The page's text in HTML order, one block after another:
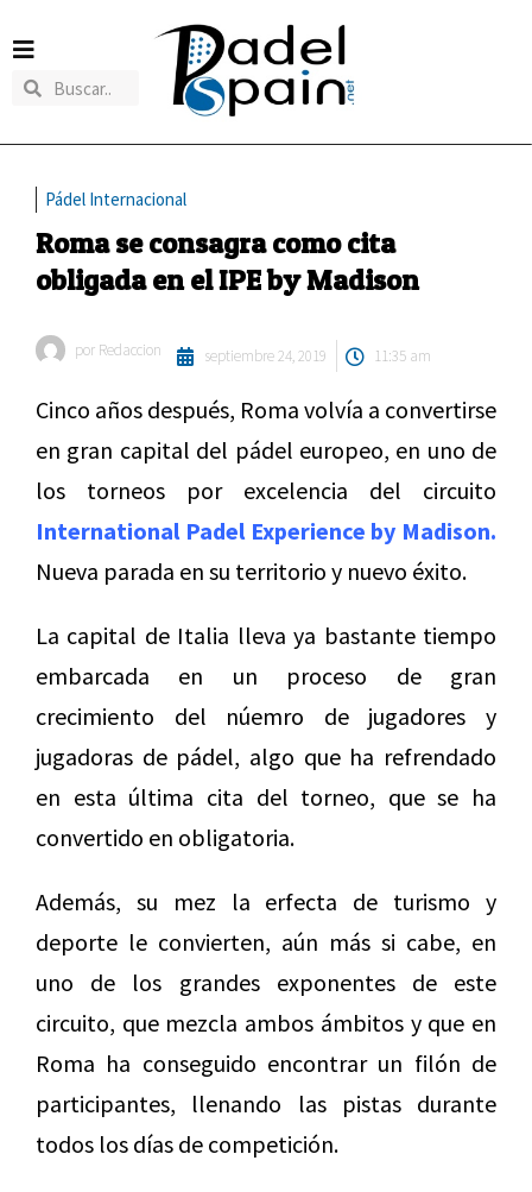
Pádel Internacional
Roma se consagra como cita
obligada en el IPE by Madison
por Redaccion septiembre 24, 2019 11:35 am
Cinco años después, Roma volvía a convertirse
en gran capital del pádel europeo, en uno de
los torneos por excelencia del circuito
International Padel Experience by Madison.
Nueva parada en su territorio y nuevo éxito.
La capital de Italia lleva ya bastante tiempo
embarcada en un proceso de gran
crecimiento del núemro de jugadores y
jugadoras de pádel, algo que ha refrendado
en esta última cita del torneo, que se ha
convertido en obligatoria.
Además, su mez la erfecta de turismo y
deporte le convierten, aún más si cabe, en
uno de los grandes exponentes de este
circuito, que mezcla ambos ámbitos y que en
Roma ha conseguido encontrar un filón de
participantes, llenando las pistas durante
todos los días de competición.